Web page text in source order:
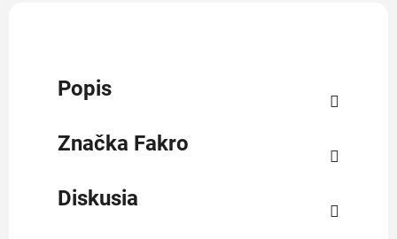
Popis
Značka Fakro
Diskusia